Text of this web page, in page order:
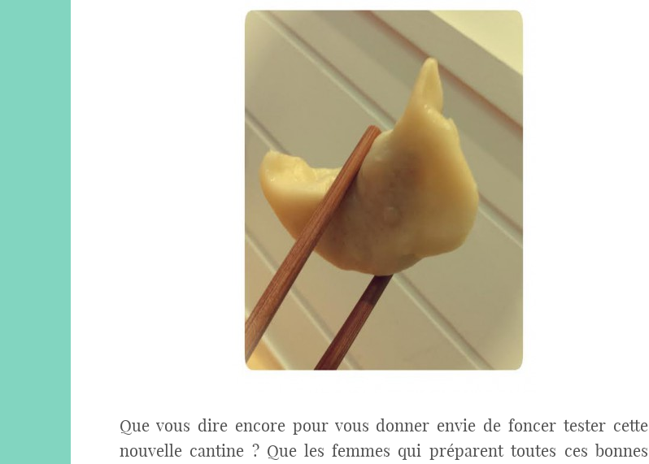
Que vous dire encore pour vous donner envie de foncer tester cette
nouvelle cantine ? Que les femmes qui préparent toutes ces bonnes